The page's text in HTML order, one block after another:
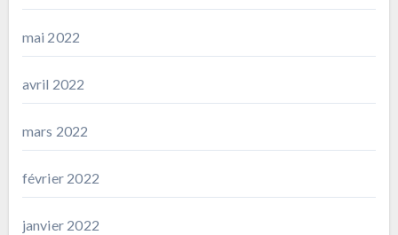
mai 2022
avril 2022
mars 2022
février 2022
janvier 2022